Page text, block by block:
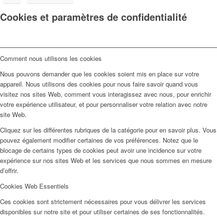
Cookies et paramètres de confidentialité
Comment nous utilisons les cookies
Nous pouvons demander que les cookies soient mis en place sur votre
appareil. Nous utilisons des cookies pour nous faire savoir quand vous
visitez nos sites Web, comment vous interagissez avec nous, pour enrichir
votre expérience utilisateur, et pour personnaliser votre relation avec notre
site Web.
Cliquez sur les différentes rubriques de la catégorie pour en savoir plus. Vous
pouvez également modifier certaines de vos préférences. Notez que le
blocage de certains types de cookies peut avoir une incidence sur votre
expérience sur nos sites Web et les services que nous sommes en mesure
d’offrir.
Cookies Web Essentiels
Ces cookies sont strictement nécessaires pour vous délivrer les services
disponibles sur notre site et pour utiliser certaines de ses fonctionnalités.